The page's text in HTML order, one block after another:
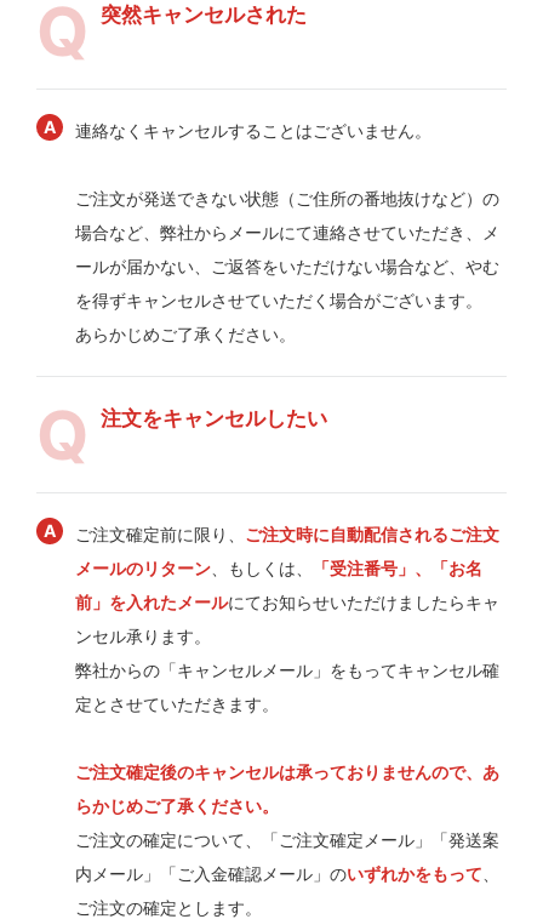
突然キャンセルされた
連絡なくキャンセルすることはございません。
ご注文が発送できない状態（ご住所の番地抜けなど）の
場合など、弊社からメールにて連絡させていただき、メ
ールが届かない、ご返答をいただけない場合など、やむ
を得ずキャンセルさせていただく場合がございます。
あらかじめご了承ください。
注文をキャンセルしたい
ご注文確定前に限り、 ご注文時に自動配信されるご注文
メールのリターン 、もしくは、
「受注番号」、「お名
前」を入れたメールにてお知らせいただけましたらキャ
ンセル承ります。
弊社からの「キャンセルメール」をもってキャンセル確
定とさせていただきます。
ご注文確定後のキャンセルは承っておりませんので、あ
らかじめご了承ください。
ご注文の確定について、「ご注文確定メール」「発送案
内メール」「ご入金確認メール」のいずれかをもって
ご注文の確定とします。